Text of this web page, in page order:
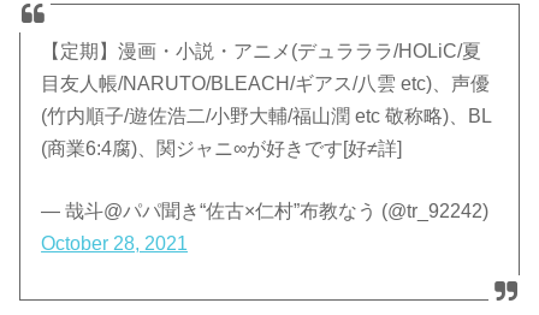
【定期】漫画・小説・アニメ(デュラララ/HOLiC/夏
目友人帳/NARUTO/BLEACH/ギアス/八雲 etc)、声優
(竹内順子/遊佐浩二/小野大輔/福山潤 etc 敬称略)、BL
(商業6:4腐)、関ジャニ∞が好きです[好≠詳]
— 哉斗@パパ聞き“佐古×仁村”布教なう (@tr_92242)
October 28, 2021